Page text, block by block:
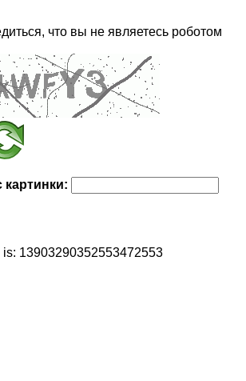
что вы не являетесь роботом
картинки:
is: 13903290352553472553